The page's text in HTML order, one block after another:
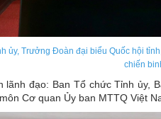
ủy, Trưởng Đoàn đại biểu Quốc hội
chiến
đạo: Ban Tổ chức Tỉnh ủy,
Cơ quan Ủy ban MTTQ Việt